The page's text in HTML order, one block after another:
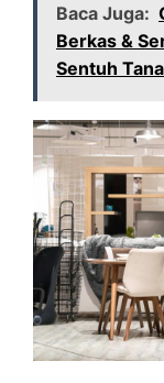
Baca Juga:
Berkas &
Sentuh